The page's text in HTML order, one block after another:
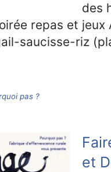
des
repas et jeux
saucisse-riz
pas ?
et